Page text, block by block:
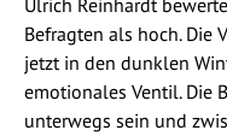
Ulrich Reinhardt
Befragten als hoch. Die
jetzt in den dunklen
emotionales Ventil. Die
unterwegs sein und